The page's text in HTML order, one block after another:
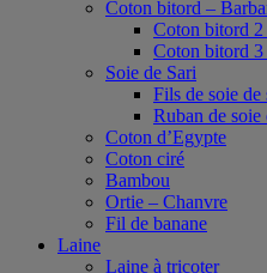
Coton bitord –
Coton bitord 2
Coton bitord 3
Soie de Sari
Fils de soie de
Ruban de soie
Coton d’Egypte
Coton ciré
Bambou
Ortie – Chanvre
Fil de banane
Laine
Laine à tricoter